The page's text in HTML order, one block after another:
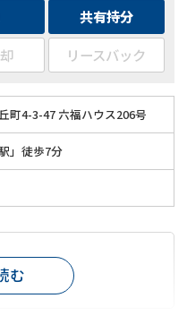
共有持分
リースバック
町4-3-47 六福ハウス206号
」徒歩7分
む